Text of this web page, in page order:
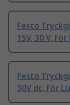
Festo
15V, 30 V,
Festo
30V dc, För